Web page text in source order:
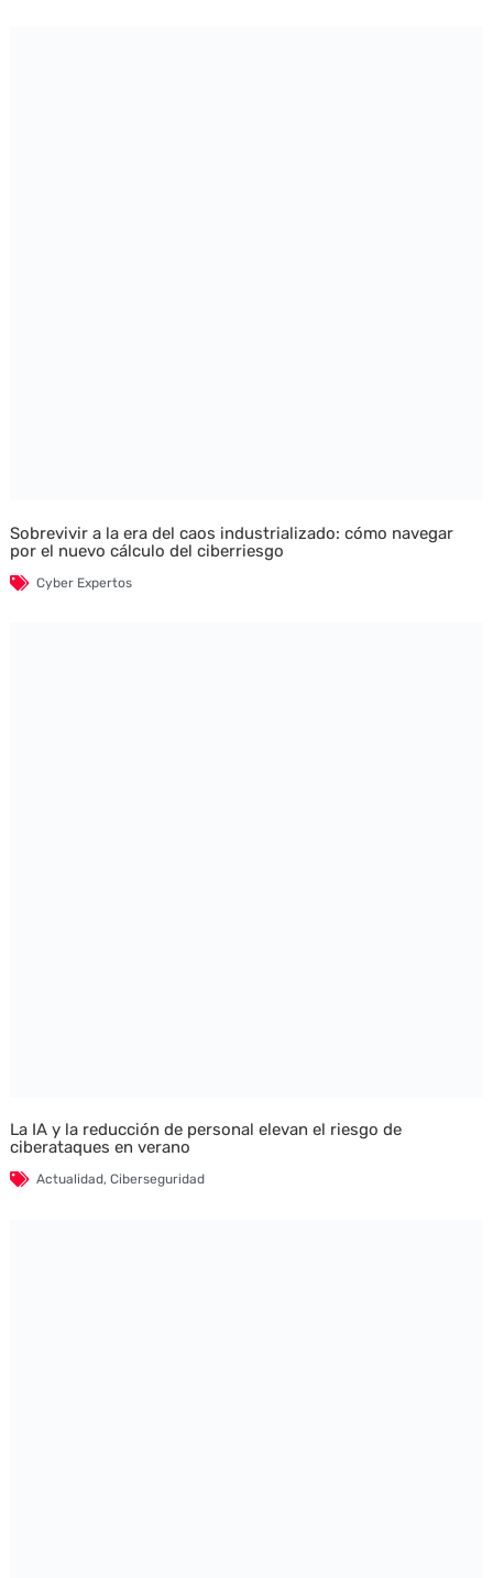
Sobrevivir a la era del caos industrializado: cómo navegar
por el nuevo cálculo del ciberriesgo
Cyber Expertos
La IA y la reducción de personal elevan el riesgo de
ciberataques en verano
Actualidad, Ciberseguridad